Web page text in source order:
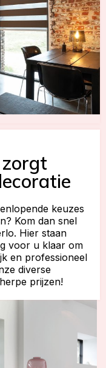
keuzes
Kom dan snel
Hier staan
voor u klaar om
en professioneel
diverse
prijzen!